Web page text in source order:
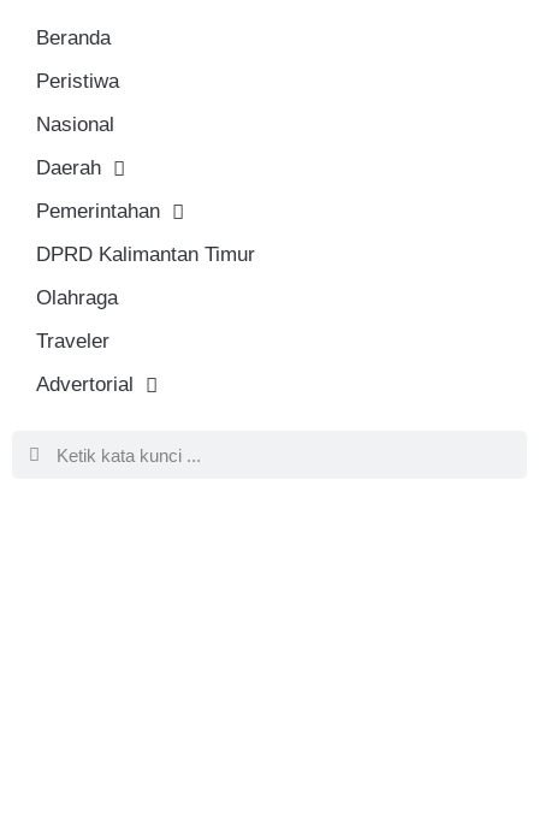
Beranda
Peristiwa
Nasional
Daerah
Pemerintahan
DPRD Kalimantan Timur
Olahraga
Traveler
Advertorial